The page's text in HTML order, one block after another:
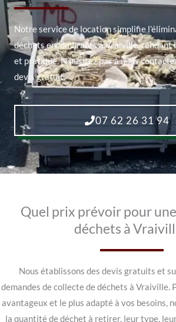
Notre service de location simplifie
déchets encombrants à Vraiville, rendant
et pratique. N’hésitez pas à nous
devis gratuit.
07 62 26 31 94
Quel prix prévoir pour
déchets à
Nous établissons des devis gratuits et
demandes de collecte de déchets à Vraiville.
avantageux et le plus adapté à vos besoins,
la quantité de déchet à retirer, leur type,